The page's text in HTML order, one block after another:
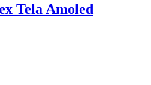
Tela Amoled